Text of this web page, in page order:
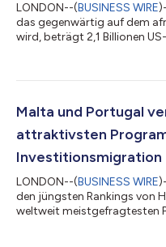
LONDON--(BUSINESS WIRE
das gegenwärtig auf dem
wird, beträgt 2,1 Billionen
Partnerschaft mit New
„Big 5”-
Marokko und Kenia —
Malta und Portugal
attraktivsten
Investitionsmigration
LONDON--(BUSINESS WIRE
den jüngsten Rankings von
weltweit meistgefragtesten